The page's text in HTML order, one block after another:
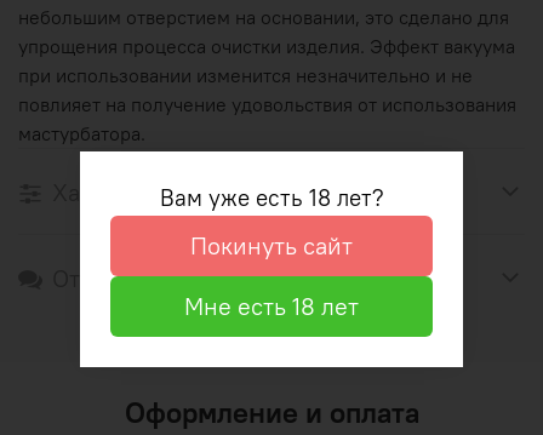
небольшим отверстием на основании, это сделано для
упрощения процесса очистки изделия. Эффект вакуума
при использовании изменится незначительно и не
повлияет на получение удовольствия от использования
мастурбатора.
Характеристики
Отзывы
Оформление и оплата
Вам уже есть 18 лет?
Покинуть сайт
Мне есть 18 лет